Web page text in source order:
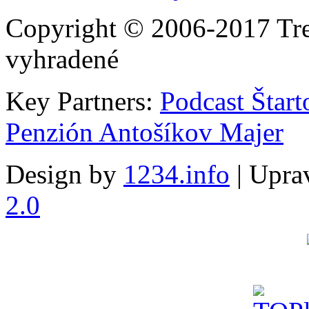
Copyright © 2006-2017
vyhradené
Key Partners: Podcast
Penzión Antošíkov Majer
Design by 1234.info |
2.0